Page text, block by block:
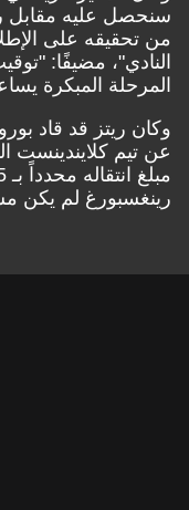
سنحصل عليه مقابل
من تحقيقه على
النادي"، مضيفًا:
المرحلة المبكرة
وكان ريتز قد قاد
عن تيم كلايندينست
رينغسبورغ لم يكن